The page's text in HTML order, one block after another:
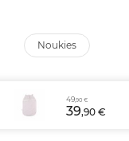
noukies
49,90 €
39,90 €